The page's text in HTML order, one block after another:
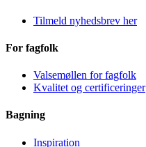
Tilmeld nyhedsbrev her
For fagfolk
Valsemøllen for fagfolk
Kvalitet og certificeringer
Bagning
Inspiration